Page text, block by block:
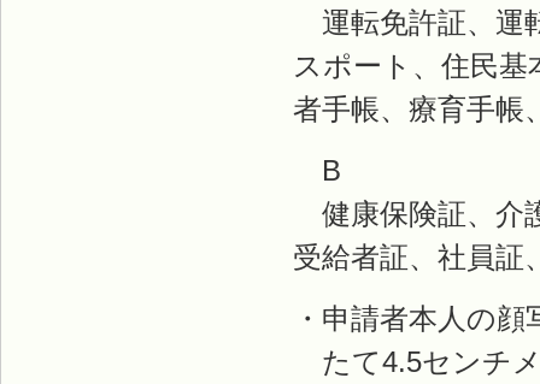
運転免許証、運
スポート、住民
者手帳、療育手
B
健康保険証、介
受給者証、社員
・申請者本人の
たて4.5センチ